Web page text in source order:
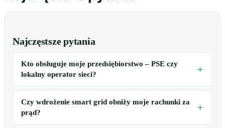
Najczęstsze pytania
Kto obsługuje moje przedsiębiorstwo – PSE czy
lokalny operator sieci?
Czy wdrożenie smart grid obniży moje rachunki za
prąd?